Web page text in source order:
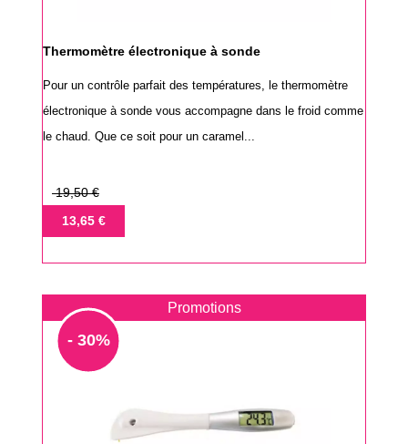
Thermomètre électronique à sonde
Pour un contrôle parfait des températures, le thermomètre
électronique à sonde vous accompagne dans le froid comme
le chaud. Que ce soit pour un caramel...
Prix
base
19,50 €
Prix13,65 €
Promotions
- 30%